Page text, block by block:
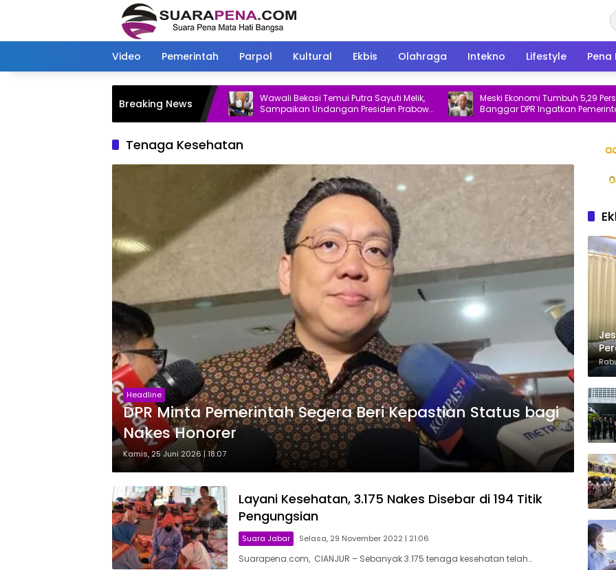
Video
Pemerintah Parpol Kultural Ekbis Olahraga Intekno Lifestyle Pena
Breaking News
Wawali Bekasi Temui Putra Sayuti Melik,
Sampaikan Undangan Presiden Prabowo
ke Istana Negara
Meski Ekonomi Tumbuh 5,29 Persen,
Banggar DPR Ingatkan Pemerintah
Dua Hal Ini
Tenaga Kesehatan
Headline
DPR Minta Pemerintah Segera Beri Kepastian Status bagi
Nakes Honorer
Kamis, 25 Juni 2026 | 18:07
Layani Kesehatan, 3.175 Nakes Disebar di 194 Titik
Pengungsian
Suara Jabar Selasa, 29 November 2022 | 21:06
Suarapena.com, CIANJUR – Sebanyak 3.175 tenaga kesehatan telah…